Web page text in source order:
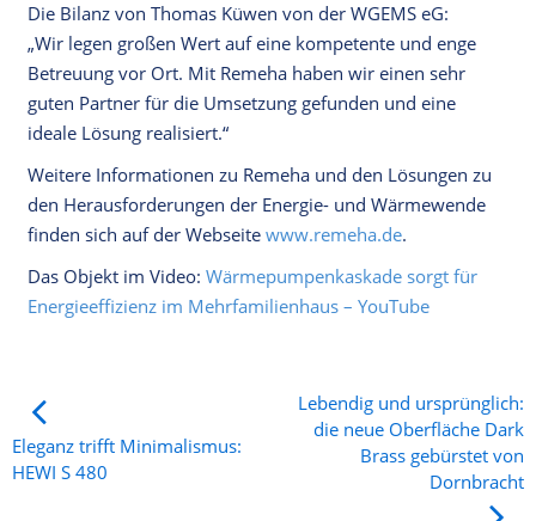
Die Bilanz von Thomas Küwen von der WGEMS eG:
„Wir legen großen Wert auf eine kompetente und enge
Betreuung vor Ort. Mit Remeha haben wir einen sehr
guten Partner für die Umsetzung gefunden und eine
ideale Lösung realisiert.“
Weitere Informationen zu Remeha und den Lösungen zu
den Herausforderungen der Energie- und Wärmewende
finden sich auf der Webseitewww.remeha.de.
Das Objekt im Video:Wärmepumpenkaskade sorgt für
Energieeffizienz im Mehrfamilienhaus – YouTube
Eleganz trifft Minimalismus:
HEWI S 480
Lebendig und ursprünglich:
die neue Oberfläche Dark
Brass gebürstet von
Dornbracht